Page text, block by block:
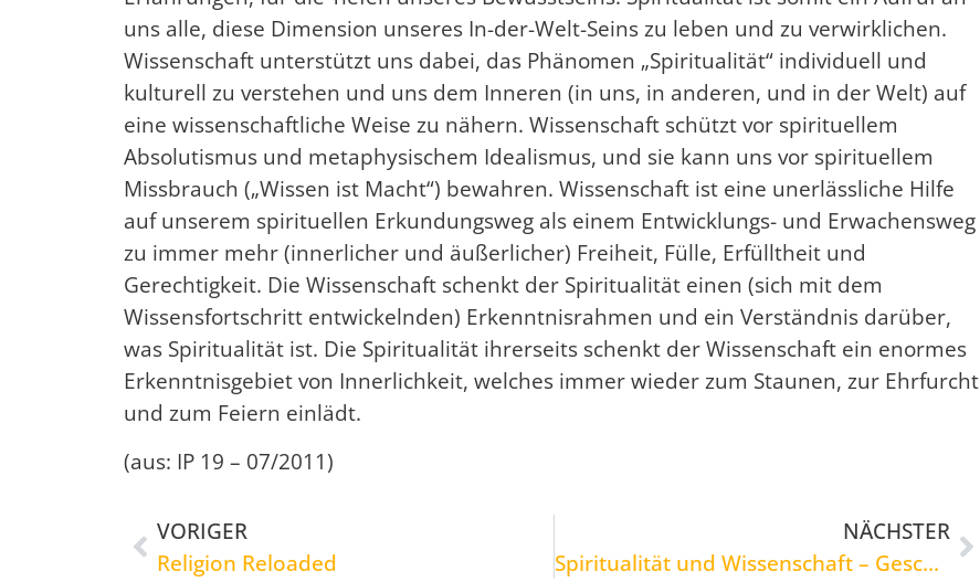
uns alle, diese Dimension unseres In-der-Welt-Seins zu leben und zu verwirklichen.
Wissenschaft unterstützt uns dabei, das Phänomen „Spiritualität“ individuell und
kulturell zu verstehen und uns dem Inneren (in uns, in anderen, und in der Welt) auf
eine wissenschaftliche Weise zu nähern. Wissenschaft schützt vor spirituellem
Absolutismus und metaphysischem Idealismus, und sie kann uns vor spirituellem
Missbrauch („Wissen ist Macht“) bewahren. Wissenschaft ist eine unerlässliche Hilfe
auf unserem spirituellen Erkundungsweg als einem Entwicklungs- und Erwachensweg
zu immer mehr (innerlicher und äußerlicher) Freiheit, Fülle, Erfülltheit und
Gerechtigkeit. Die Wissenschaft schenkt der Spiritualität einen (sich mit dem
Wissensfortschritt entwickelnden) Erkenntnisrahmen und ein Verständnis darüber,
was Spiritualität ist. Die Spiritualität ihrerseits schenkt der Wissenschaft ein enormes
Erkenntnisgebiet von Innerlichkeit, welches immer wieder zum Staunen, zur Ehrfurcht
und zum Feiern einlädt.
(aus: IP 19 – 07/2011)
VORIGER
Religion Reloaded
NÄCHSTER
Spiritualität und Wissenschaft – Geschwister oder Fremde?